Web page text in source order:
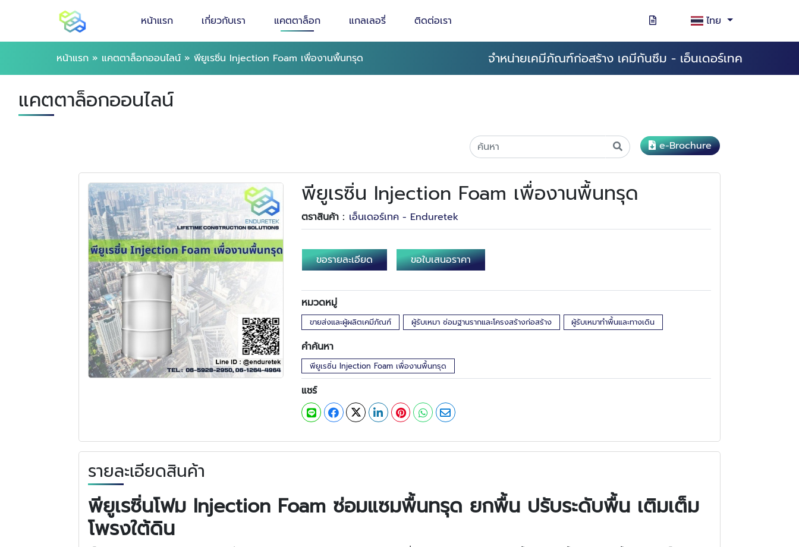
หน้าแรก เกี่ยวกับเรา แคตตาล็อก แกลเลอรี่ ติดต่อเรา ไทย
หน้าแรก » แคตตาล็อกออนไลน์ » พียูเรซิ่น Injection Foam เพื่องานพื้นทรุด จำหน่ายเคมีภัณฑ์ก่อสร้าง เคมีกันซึม - เอ็นเดอร์เทค
แคตตาล็อกออนไลน์
e-Brochure
พียูเรซิ่น Injection Foam เพื่องานพื้นทรุด
ตราสินค้า : เอ็นเดอร์เทค - Enduretek
ขอรายละเอียด ขอใบเสนอราคา
หมวดหมู่
ขายส่งและผู้ผลิตเคมีภัณฑ์ ผู้รับเหมา ซ่อมฐานรากและโครงสร้างก่อสร้าง ผู้รับเหมาทำพื้นและทางเดิน
คำค้นหา
พียูเรซิ่น Injection Foam เพื่องานพื้นทรุด
แชร์
รายละเอียดสินค้า
พียูเรซิ่นโฟม Injection Foam ซ่อมแซมพื้นทรุด ยกพื้น ปรับระดับพื้น เติมเต็ม
โพรงใต้ดิน